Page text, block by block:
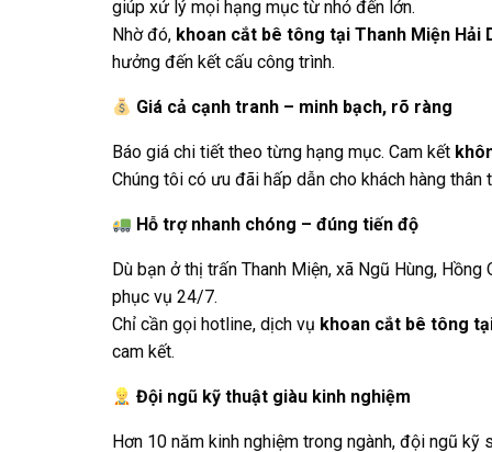
giúp xử lý mọi hạng mục từ nhỏ đến lớn.
Nhờ đó, khoan cắt bê tông tại Thanh Miện Hải
hưởng đến kết cấu công trình.
Giá cả cạnh tranh – minh bạch, rõ ràng
Báo giá chi tiết theo từng hạng mục. Cam kết
Chúng tôi có ưu đãi hấp dẫn cho khách hàng
Hỗ trợ nhanh chóng – đúng tiến độ
Dù bạn ở thị trấn Thanh Miện, xã Ngũ Hùng,
phục vụ 24/7.
Chỉ cần gọi hotline, dịch vụ khoan cắt bê tông
cam kết.
Đội ngũ kỹ thuật giàu kinh nghiệm
Hơn 10 năm kinh nghiệm trong ngành, đội ngũ